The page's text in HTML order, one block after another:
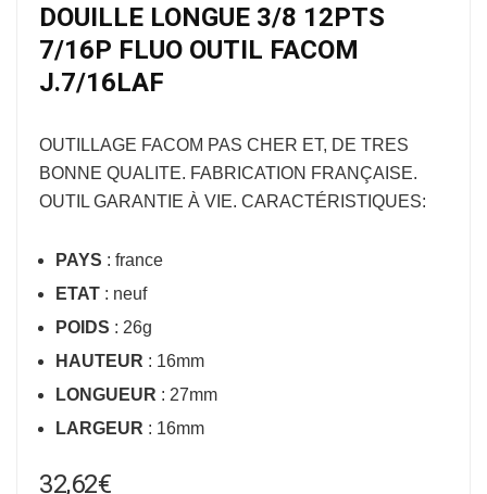
DOUILLE LONGUE 3/8 12PTS
7/16P FLUO OUTIL FACOM
J.7/16LAF
OUTILLAGE FACOM PAS CHER ET, DE TRES
BONNE QUALITE. FABRICATION FRANÇAISE.
OUTIL GARANTIE À VIE. CARACTÉRISTIQUES:
PAYS : france
ETAT : neuf
POIDS : 26g
HAUTEUR : 16mm
LONGUEUR : 27mm
LARGEUR : 16mm
32,62€